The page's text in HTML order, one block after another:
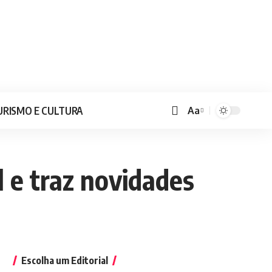
E CULTURA Aa
traz novidades
Escolha um Editorial